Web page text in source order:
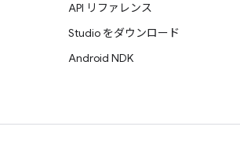
API リファレンス
Studio をダウンロード
Android NDK